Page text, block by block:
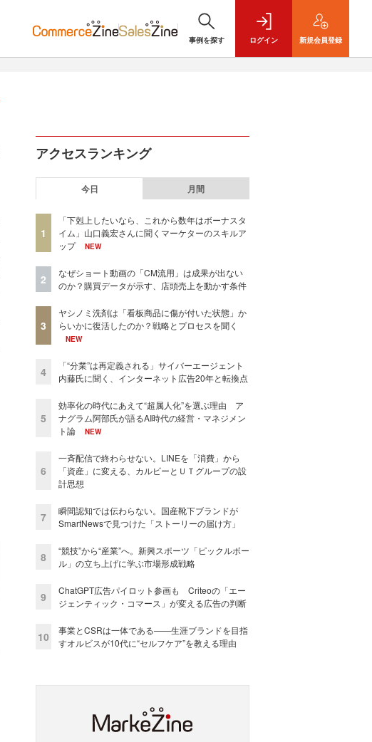
事例を探す ログイン 新規会員登録
アクセスランキング
今日 月間
1
「下剋上したいなら、これから数年はボーナスタ
イム」山口義宏さんに聞くマーケターのスキルア
ップ
NEW
2
なぜショート動画の「CM流用」は成果が出ない
のか？購買データが示す、店頭売上を動かす条件
3
ヤシノミ洗剤は「看板商品に傷が付いた状態」か
らいかに復活したのか？戦略とプロセスを聞く
NEW
4
「“分業”は再定義される」サイバーエージェント
内藤氏に聞く、インターネット広告20年と転換点
5
効率化の時代にあえて“超属人化”を選ぶ理由 ア
ナグラム阿部氏が語るAI時代の経営・マネジメン
ト論
NEW
6
一斉配信で終わらせない。LINEを「消費」から
「資産」に変える、カルビーとＵＴグループの設
計思想
7
瞬間認知では伝わらない。国産靴下ブランドが
SmartNewsで見つけた「ストーリーの届け方」
8
“競技”から“産業”へ。新興スポーツ「ピックルボー
ル」の立ち上げに学ぶ市場形成戦略
9
ChatGPT広告パイロット参画も Criteoの「エー
ジェンティック・コマース」が変える広告の判断
10
事業とCSRは一体である――生涯ブランドを目指
すオルビスが10代に“セルフケア”を教える理由